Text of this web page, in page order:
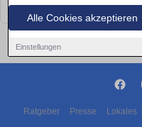
Alle Cookies akzeptieren
Einstellungen
bald wieder vorbei!
Ratgeber Presse Lokales